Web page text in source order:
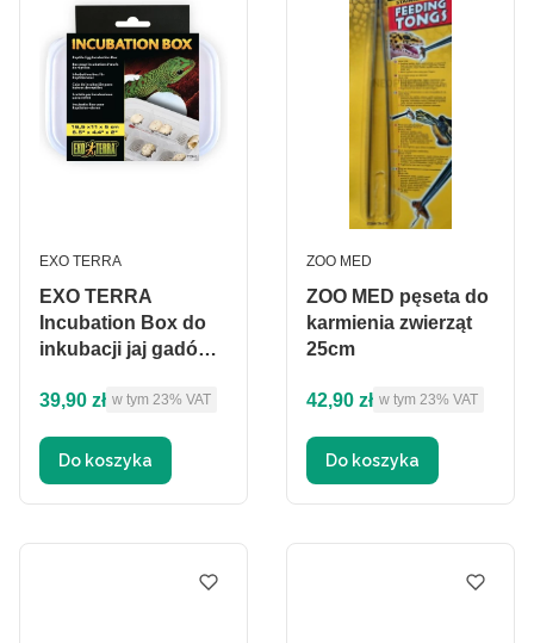
EXO TERRA
Incubation Box do
inkubacji jaj gadów,
PRODUCENT
EXO TERRA
Cena brutto
39,90 zł w tym %s VAT
w tym 23% VAT
Do koszyka
ZOO MED pęseta do
karmienia zwierząt
25cm
PRODUCENT
ZOO MED
Cena brutto
42,90 zł w tym %s VAT
w tym 23% VAT
Do koszyka